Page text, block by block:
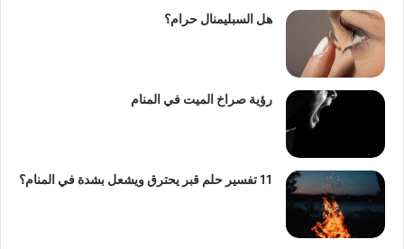
هل السبليمنال حرام؟
رؤية صراخ الميت في المنام
11 تفسير حلم قبر يحترق ويشعل بشدة في المنام؟